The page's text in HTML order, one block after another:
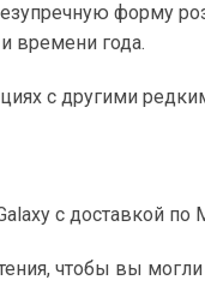
форму
времени года.
с другими
с доставкой
чтобы вы могли